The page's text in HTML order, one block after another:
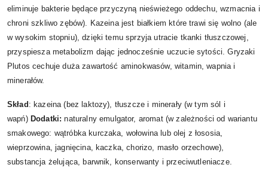
eliminuje bakterie będące przyczyną nieświeżego oddechu, wzmacnia i
chroni szkliwo zębów). Kazeina jest białkiem które trawi się wolno (ale
w wysokim stopniu), dzięki temu sprzyja utracie tkanki tłuszczowej,
przyspiesza metabolizm dając jednocześnie uczucie sytości. Gryzaki
Plutos cechuje duża zawartość aminokwasów, witamin, wapnia i
minerałów.
Skład: kazeina (bez laktozy), tłuszcze i minerały (w tym sól i
wapń) Dodatki:naturalny emulgator, aromat (w zależności od wariantu
smakowego: wątróbka kurczaka, wołowina lub olej z łososia,
wieprzowina, jagnięcina, kaczka, chorizo, masło orzechowe),
substancja żelująca, barwnik, konserwanty i przeciwutleniacze.